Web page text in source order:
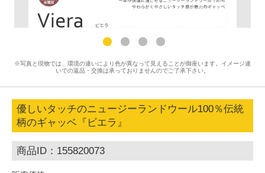
※写真と現物では、環境の違いにより色が異なって見えることが御座います。イメージ違
いでの返品・交換は承っておりませんのでご了承下さい。
優しいタッチのニュージーランドウール100％伝統
柄のギャッベ『ビエラ』
商品ID：155820073